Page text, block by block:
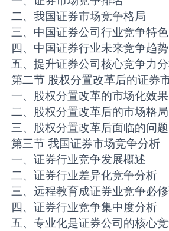
二、我国证券市场竞争格局
三、中国证券公司行业竞争特色
四、中国证券行业未来竞争趋势
五、提升证券公司核心竞争力
第二节 股权分置改革后的证券
一、股权分置改革的市场化效果
二、股权分置改革后的市场格局
三、股权分置改革后面临的问题
第三节 我国证券市场竞争分析
一、证券行业竞争发展概述
二、证券行业差异化竞争分析
三、远程教育成证券业竞争必
四、证券行业竞争集中度分析
五、专业化是证券公司的核心